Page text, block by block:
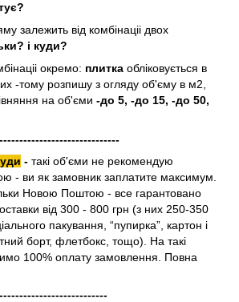
залежить від комбінаціі двох
і куди?
окремо: плитка обліковується в
-тому розпишу з огляду об'єму в м2,
на об'єми -до 5, -до 15, -до 50,
- такі об'єми не рекомендую
- ви як замовник заплатите максимум.
Новою Поштою - все гарантовано
від 300 - 800 грн (з них 250-350
пакування, “пупирка”, картон і
борт, флетбокс, тощо). На такі
100% оплату замовлення. Повна